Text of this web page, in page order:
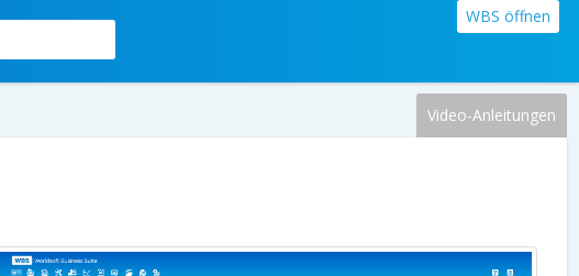
WBS öffnen
Video-Anleitungen